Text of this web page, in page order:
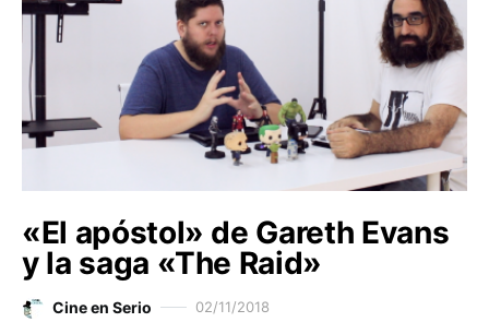
«El apóstol» de Gareth Evans
y la saga «The Raid»
Cine en Serio 02/11/2018